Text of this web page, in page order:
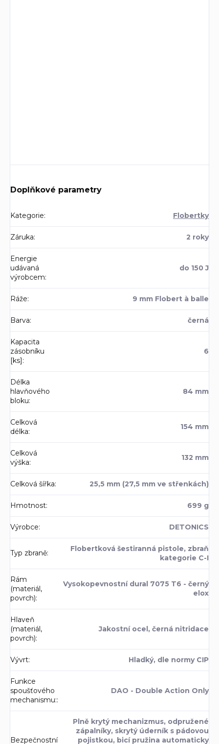
Doplňkové parametry
Kategorie: Flobertky
Záruka: 2 roky
Energie
udávaná
výrobcem:
do 150 J
Ráže: 9 mm Flobert à balle
Barva: černá
Kapacita
zásobníku
[ks]:
6
Délka
hlavňového
bloku:
84 mm
Celková
délka:
154 mm
Celková
výška:
132 mm
Celková šířka: 25,5 mm (27,5 mm ve střenkách)
Hmotnost: 699 g
Výrobce: DETONICS
Typ zbraně:
Flobertková šestiranná pistole, zbraň
kategorie C-I
Rám
(materiál,
povrch):
Vysokopevnostní dural 7075 T6 - černý
elox
Hlaveň
(materiál,
povrch):
Jakostní ocel, černá nitridace
Vývrt: Hladký, dle normy CIP
Funkce
spoušťového
mechanismu::
DAO - Double Action Only
Bezpečnostní
Plně krytý mechanizmus, odpružené
zápalníky, skrytý úderník s pádovou
pojistkou, bicí pružina automaticky